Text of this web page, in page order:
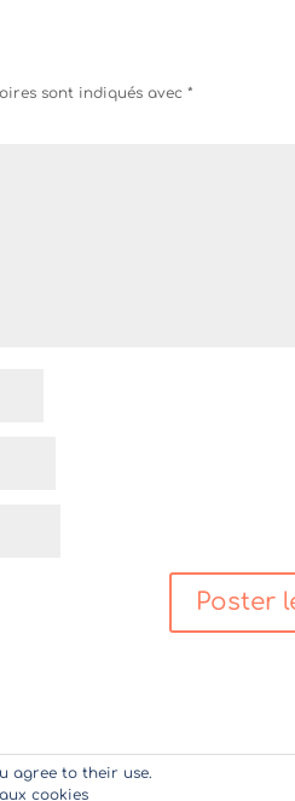
sont indiqués avec*
agree to their use.
cookies